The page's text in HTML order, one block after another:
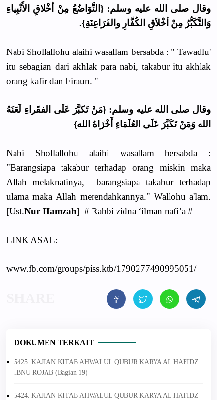
وقال صلى الله عليه وسلم: {التَّوَاضُعُ مِنْ أخْلاقِ الأَنْبِياءِ
وَالتَّكَبُّرُ مِنْ أخْلاَقِ الكُفَّارِ والفَرَاعِنَةِ}.
Nabi Shollallohu alaihi wasallam bersabda : " Tawadlu'
itu sebagian dari akhlak para nabi, takabur itu akhlak
orang kafir dan Firaun. "
وقال صلى الله عليه وسلم: {مَنْ تَكبَّرَ عَلَى الفقَراءِ لَعَنَهُ
الله وَمَنْ تَكَبَّرَ عَلَى العُلَمَاءِ أَخْزَاهُ الله}
Nabi Shollallohu alaihi wasallam bersabda :
"Barangsiapa takabur terhadap orang miskin maka
Allah melaknatinya, barangsiapa takabur terhadap
ulama maka Allah merendahkannya." Wallohu a'lam.
[Ust.Nur Hamzah] # Rabbi zidna ‘ilman nafi’a #
LINK ASAL:
www.fb.com/groups/piss.ktb/1790277490995051/
DOKUMEN TERKAIT
5425. KAJIAN KITAB AHWALUL QUBUR KARYA AL HAFIDZ
IBNU ROJAB (Bagian 19)
5424. KAJIAN KITAB AHWALUL QUBUR KARYA AL HAFIDZ